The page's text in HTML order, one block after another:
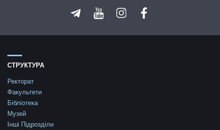
СТРУКТУРА
Ректорат
Факультети
Бібліотека
Музей
Інші Підрозділи